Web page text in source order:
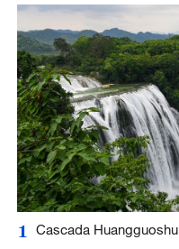
1 Cascada Huangguoshu